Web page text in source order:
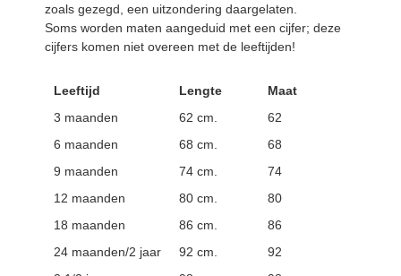
zoals gezegd, een uitzondering daargelaten.
Soms worden maten aangeduid met een cijfer; deze
cijfers komen niet overeen met de leeftijden!
Leeftijd Lengte
Maat
3 maanden
62 cm.
62
6 maanden
68 cm.
68
9 maanden
74 cm.
74
12 maanden
80 cm.
80
18 maanden
86 cm.
86
24 maanden/2 jaar
92 cm.
92